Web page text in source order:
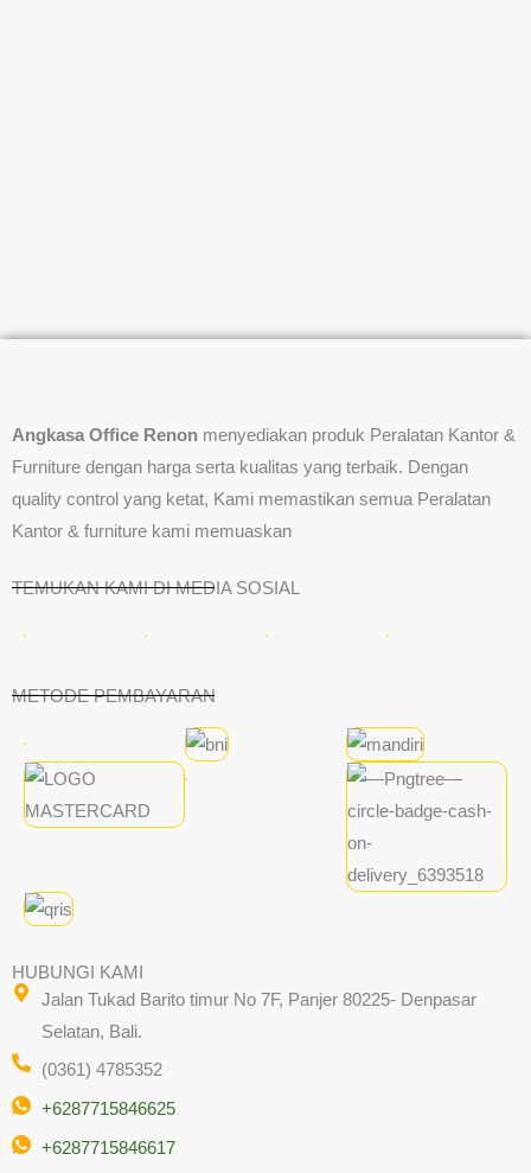
Angkasa Office Renon menyediakan produk Peralatan Kantor &
Furniture dengan harga serta kualitas yang terbaik. Dengan
quality control yang ketat, Kami memastikan semua Peralatan
Kantor & furniture kami memuaskan
TEMUKAN KAMI DI MEDIA SOSIAL
METODE PEMBAYARAN
HUBUNGI KAMI
Jalan Tukad Barito timur No 7F, Panjer 80225- Denpasar
Selatan, Bali.
(0361) 4785352
+6287715846625
+6287715846617